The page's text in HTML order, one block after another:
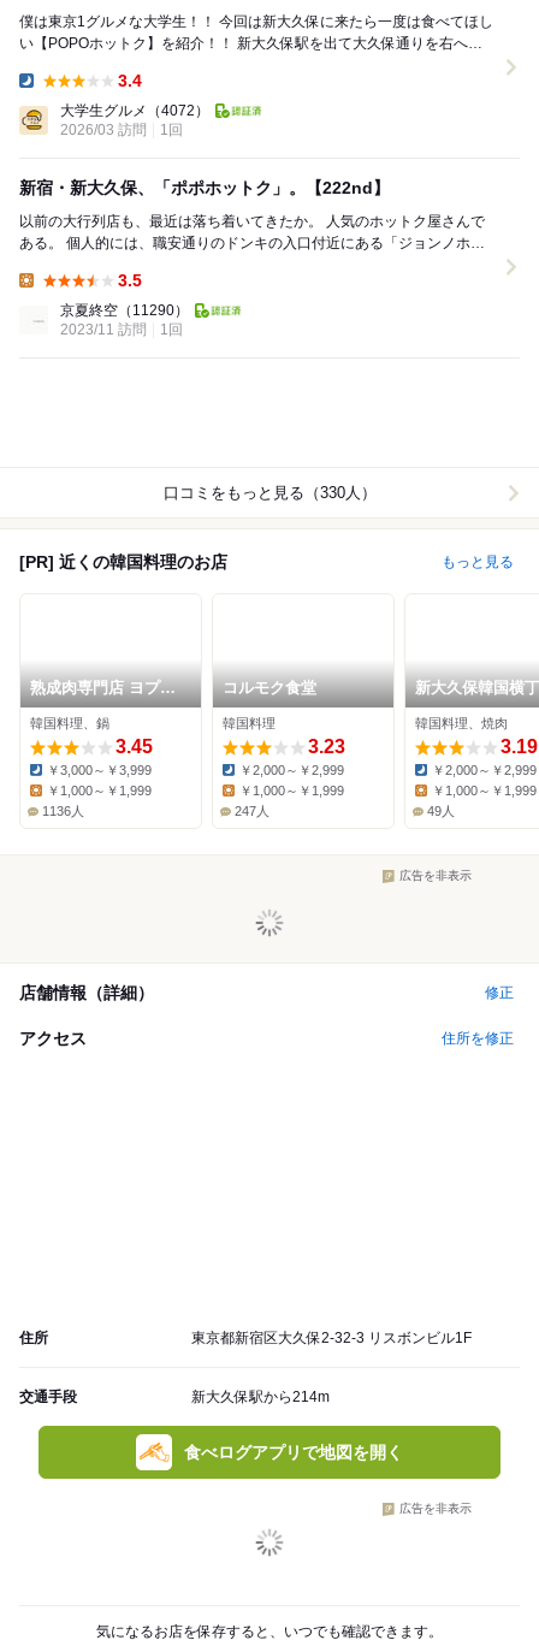
僕は東京1グルメな大学生！！ 今回は新大久保に来たら一度は食べてほし
い【POPOホットク】を紹介！！ 新大久保駅を出て大久保通りを右へ。
3.4
大学生グルメ
（4072）
2026/03 訪問
1回
新宿・新大久保、「ポポホットク」。【222nd】
以前の大行列店も、最近は落ち着いてきたか。 人気のホットク屋さんで
ある。 個人的には、職安通りのドンキの入口付近にある「ジョンノホッ
3.5
京夏終空 （11290）
2023/11 訪問
1回
口コミをもっと見る（330人）
[PR] 近くの韓国料理のお店 もっと見る
熟成肉専門店 ヨプの
王豚塩焼 新大久保本
店
韓国料理、鍋
3.45
Dinner:
￥3,000～￥3,999
￥1,000～￥1,999
1136人
コルモク食堂
韓国料理
3.23
Dinner:
￥2,000～￥2,999
￥1,000～￥1,999
247人
新大久保韓国横
江の奇跡
韓国料理、焼肉
3.19
Dinner:
￥2,000～￥2,999
Lunch:
￥1,000～￥1,999
49人
広告を非表示
店舗情報（詳細） 修正
アクセス 住所を修正
住所 東京都新宿区大久保2-32-3 リスボンビル1F
交通手段 新大久保駅から214m
食べログアプリで地図を開く
広告を非表示
気になるお店を保存すると、いつでも確認できます。